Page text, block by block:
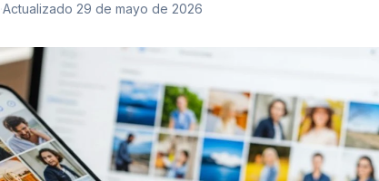
·Actualizado 29 de mayo de 2026